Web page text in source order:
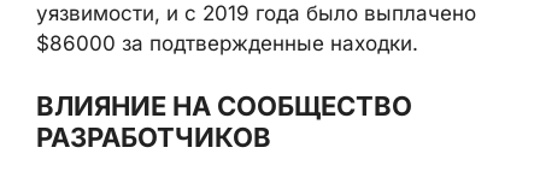
уязвимости, и с 2019 года было выплачено
$86000 за подтвержденные находки.
ВЛИЯНИЕ НА СООБЩЕСТВО
РАЗРАБОТЧИКОВ